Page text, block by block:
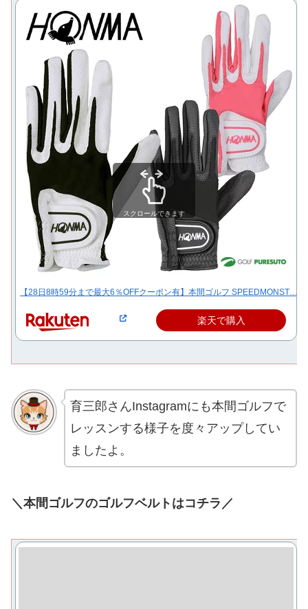
【28日8時59分まで最大6％OFFクーポン有】本間ゴルフ SPEEDMONST…
楽天で購入
スクロールできます
育三郎さんInstagramにも本間ゴルフで
レッスンする様子を度々アップしてい
ましたよ。
＼本間ゴルフのゴルフベルトはコチラ／